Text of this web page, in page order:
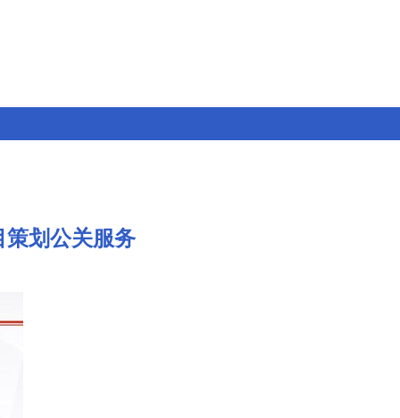
划公关服务